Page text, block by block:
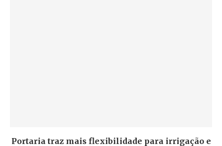
Portaria traz mais flexibilidade para irrigação e